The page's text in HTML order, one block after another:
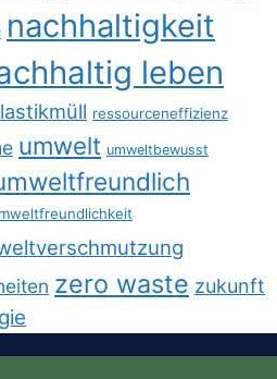
nachhaltigkeit
leben
ressourceneffizienz
umwelt umweltbewusst
zero waste zukunft